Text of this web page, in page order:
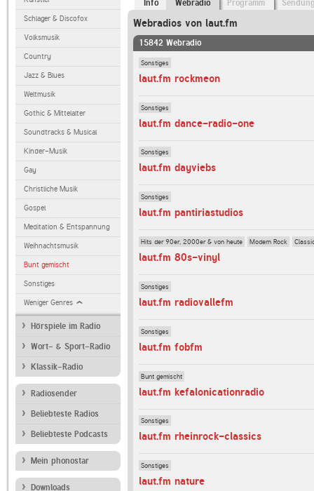
Schlager & Discofox
Volksmusik
Country
Jazz & Blues
Weltmusik
Gothic & Mittelalter
Soundtracks & Musical
Kinder-Musik
Gay
Christliche Musik
Gospel
Meditation & Entspannung
Weihnachtsmusik
Bunt gemischt
Sonstiges
Weniger Genres
Hörspiele im Radio
Wort- & Sport-Radio
Klassik-Radio
Radiosender
Beliebteste Radios
Beliebteste Podcasts
Mein phonostar
Downloads
Info Webradio Programm
Webradios von laut.fm
15842 Webradio
Sonstiges
laut.fm rockmeon
Sonstiges
laut.fm dance-radio-one
Sonstiges
laut.fm dayviebs
Sonstiges
laut.fm pantiriastudios
Hits der 90er, 2000er & von heute Modern Rock
laut.fm 80s-vinyl
Sonstiges
laut.fm radiovallefm
Sonstiges
laut.fm fobfm
Bunt gemischt
laut.fm kefalonicationradio
Sonstiges
laut.fm rheinrock-classics
Sonstiges
laut.fm nature